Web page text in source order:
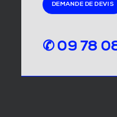
DEMANDE DE DEVIS
✆ 09 78